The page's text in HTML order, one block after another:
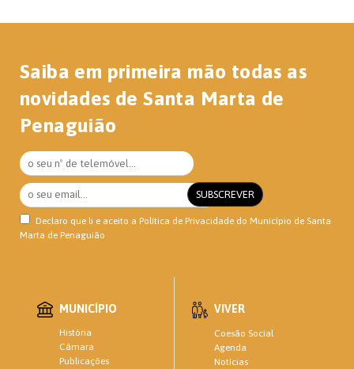
Saiba em primeira mão todas as
novidades de Santa Marta de
Penaguião
Declaro que li e aceito a Política de Privacidade do Município de Santa
Marta de Penaguião
MUNICÍPIO
História
Câmara
Publicações
VIVER
Coesão Social
Agenda
Notícias